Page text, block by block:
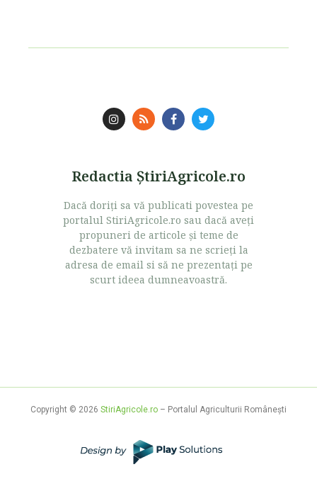
Redactia ŞtiriAgricole.ro
Dacă doriţi sa vă publicati povestea pe
portalul StiriAgricole.ro sau dacă aveţi
propuneri de articole şi teme de
dezbatere vă invitam sa ne scrieţi la
adresa de email si să ne prezentaţi pe
scurt ideea dumneavoastră.
Copyright © 2026 StiriAgricole.ro – Portalul Agriculturii Româneşti